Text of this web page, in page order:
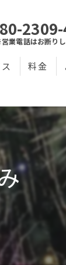
業電話はお断り
料金